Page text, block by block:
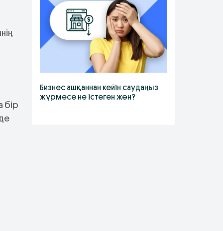
бір
Бизнес ашқаннан кейін саудаңыз
жүрмесе не істеген жөн?